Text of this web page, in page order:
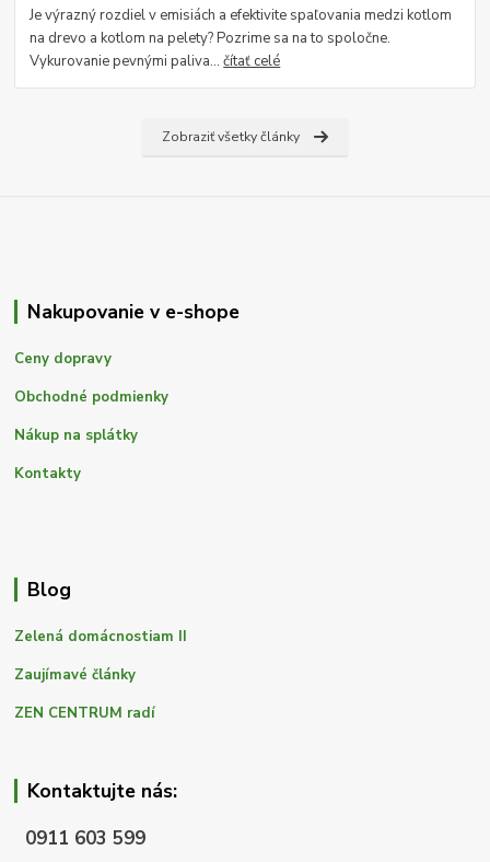
Je výrazný rozdiel v emisiách a efektivite spaľovania medzi kotlom
na drevo a kotlom na pelety? Pozrime sa na to spoločne.
Vykurovanie pevnými paliva...čítať celé
Zobraziť všetky články
Nakupovanie v e-shope
Ceny dopravy
Obchodné podmienky
Nákup na splátky
Kontakty
Blog
Zelená domácnostiam II
Zaujímavé články
ZEN CENTRUM radí
Kontaktujte nás:
0911 603 599